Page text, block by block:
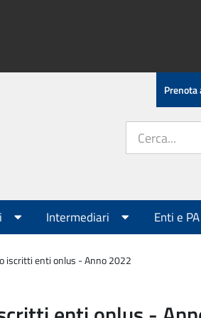
sito:
Intermediari Enti e PA
iscritti enti onlus - Anno 2022